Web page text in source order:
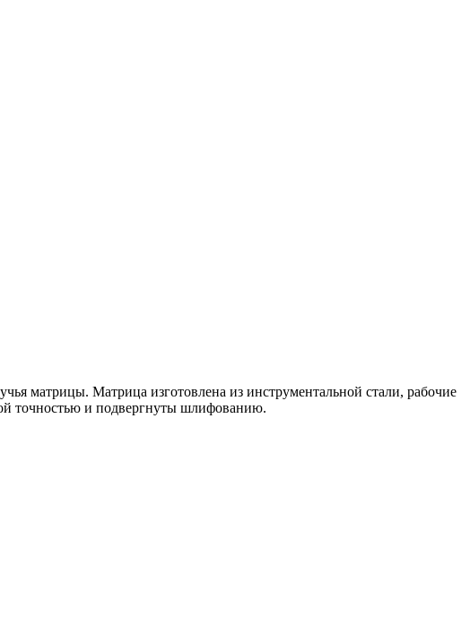
матрицы. Матрица изготовлена из инструментальной стали, рабочие
точностью и подвергнуты шлифованию.